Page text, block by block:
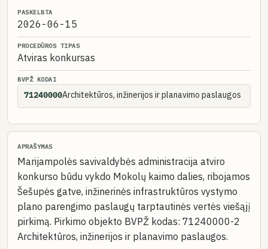
PASKELBTA
2026-06-15
PROCEDŪROS TIPAS
Atviras konkursas
BVPŽ KODAI
71240000Architektūros, inžinerijos ir planavimo paslaugos
APRAŠYMAS
Marijampolės savivaldybės administracija atviro
konkurso būdu vykdo Mokolų kaimo dalies, ribojamos
Šešupės gatve, inžinerinės infrastruktūros vystymo
plano parengimo paslaugų tarptautinės vertės viešąjį
pirkimą. Pirkimo objekto BVPŽ kodas: 71240000-2
Architektūros, inžinerijos ir planavimo paslaugos.